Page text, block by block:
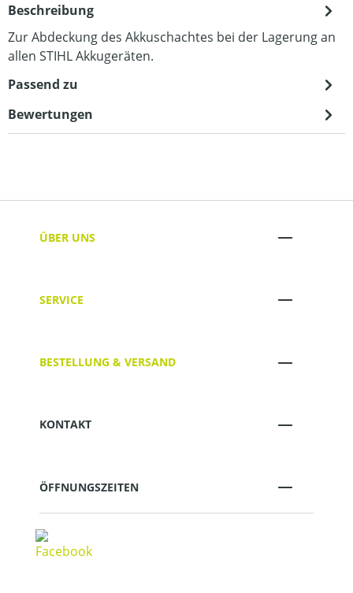
Beschreibung
Zur Abdeckung des Akkuschachtes bei der Lagerung an
allen STIHL Akkugeräten.
Passend zu
Bewertungen
ÜBER UNS
SERVICE
BESTELLUNG & VERSAND
KONTAKT
ÖFFNUNGSZEITEN